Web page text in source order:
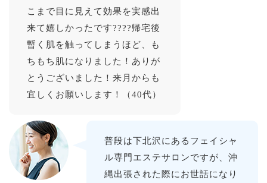
こまで目に見えて効果を実感出
来て嬉しかったです????帰宅後
暫く肌を触ってしまうほど、も
ちもち肌になりました！ありが
とうございました！来月からも
宜しくお願いします！（40代）
普段は下北沢にあるフェイシャ
ル専門エステサロンですが、沖
縄出張された際にお世話になり